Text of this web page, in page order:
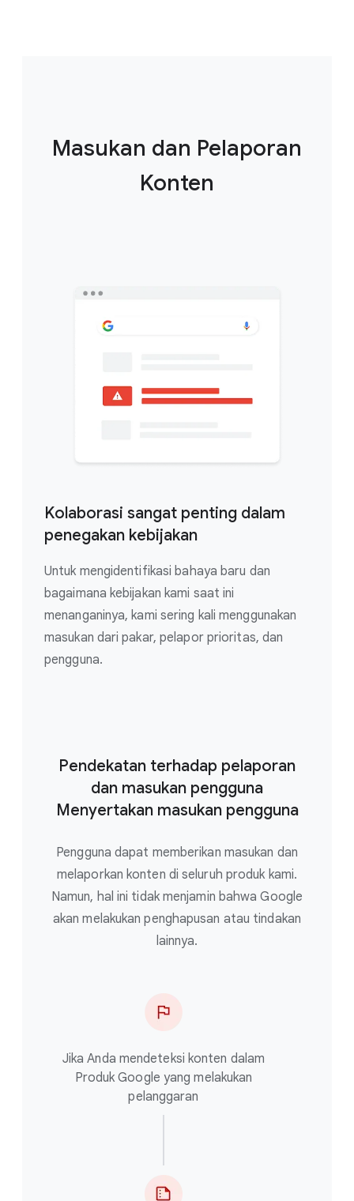
Masukan dan Pelaporan
Konten
Kolaborasi sangat penting dalam
penegakan kebijakan
Untuk mengidentifikasi bahaya baru dan
bagaimana kebijakan kami saat ini
menanganinya, kami sering kali menggunakan
masukan dari pakar, pelapor prioritas, dan
pengguna.
Pendekatan terhadap pelaporan
dan masukan pengguna
Menyertakan masukan pengguna
Pengguna dapat memberikan masukan dan
melaporkan konten di seluruh produk kami.
Namun, hal ini tidak menjamin bahwa Google
akan melakukan penghapusan atau tindakan
lainnya.
Jika Anda mendeteksi konten dalam
Produk Google yang melakukan
pelanggaran